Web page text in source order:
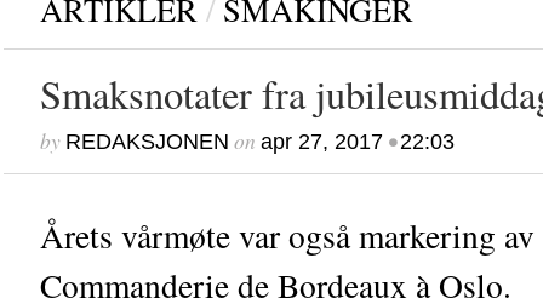
ARTIKLER / SMAKINGER
Smaksnotater fra
by REDAKSJONEN on apr 27, 2017•22:03
Årets vårmøte var også markering
Commanderie de Bordeaux à Oslo.